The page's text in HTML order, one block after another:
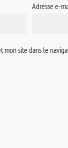
Adresse e-
mon site dans le